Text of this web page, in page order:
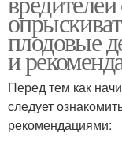
плодовые
и
Перед тем как
следует
рекомендациями: